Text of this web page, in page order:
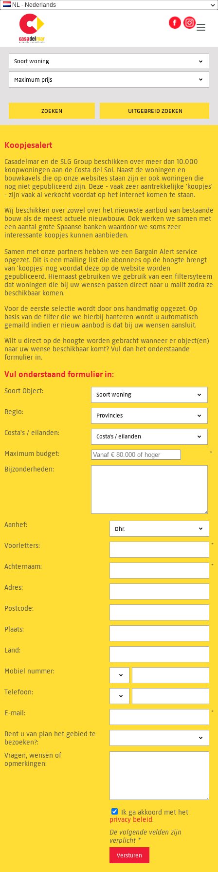
NL - Nederlands
UITGEBREID ZOEKEN
Soort woning
Koopjesalert
Casadelmar en de SLG Group beschikken over meer dan 10.000
koopwoningen aan de Costa del Sol. Naast de woningen en
bouwkavels die op onze websites staan zijn er ook woningen die
nog niet gepubliceerd zijn. Deze - vaak zeer aantrekkelijke 'koopjes'
- zijn vaak al verkocht voordat op het internet komen te staan.
Wij beschikken over zowel over het nieuwste aanbod van bestaande
bouw als de meest actuele nieuwbouw. Ook werken we samen met
een aantal grote Spaanse banken waardoor we soms zeer
interessante koopjes kunnen aanbieden.
Samen met onze partners hebben we een Bargain Alert service
opgezet. Dit is een mailing list die abonnees op de hoogte brengt
van 'koopjes' nog voordat deze op de website worden
gepubliceerd. Hiernaast gebruiken we gebruik van een filtersyteem
dat woningen die bij uw wensen passen direct naar u mailt zodra ze
beschikbaar komen.
Voor de eerste selectie wordt door ons handmatig opgezet. Op
basis van de filter die we hierbij hanteren wordt u automatisch
gemaild indien er nieuw aanbod is dat bij uw wensen aansluit.
Wilt u direct op de hoogte worden gebracht wanneer er object(en)
naar uw wense beschikbaar komt? Vul dan het onderstaande
formulier in.
Vul onderstaand formulier in:
Soort Object: Soort woning
Regio: Provincies
Costa's / eilanden: Costa's / eilanden
Maximum budget: *
Bijzonderheden:
Aanhef:
Voorletters: *
Achternaam: *
Adres:
Postcode:
Plaats:
Land:
Mobiel nummer:
Telefoon:
E-mail: *
Bent u van plan het gebied te
bezoeken?:
Vragen, wensen of
opmerkingen:
Ik ga akkoord met het
privacy beleid.
De volgende velden zijn
verplicht *